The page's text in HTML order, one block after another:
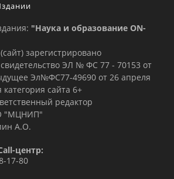
"Наука и образование ON-
зарегистрировано
ЭЛ № ФС 77 - 70153 от
Эл№ФC77-49690 от 26 апреля
сайта 6+
редактор
"МЦНИП"
А.О.
центр:
17-80